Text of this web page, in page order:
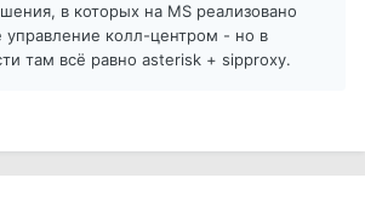
в которых на MS реализовано
управление колл-центром - но в
там всё равно asterisk + sipproxy.